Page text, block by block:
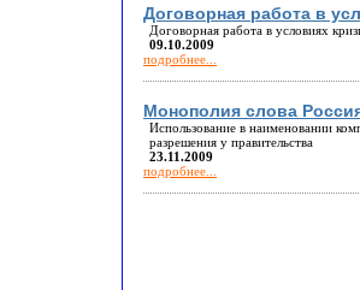
Договорная работа в
Договорная работа в условиях
09.10.2009
подробнее...
Монополия слова
Использование в наименовании
разрешения у правительства
23.11.2009
подробнее...